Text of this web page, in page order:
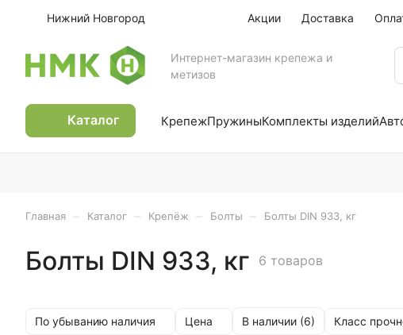
Нижний Новгород Акции Доставка
Интернет-магазин крепежа и
метизов
Каталог КрепежПружиныКомплекты изделий
Главная Каталог Крепёж Болты Болты DIN 933, кг
Болты DIN 933, кг 6 товаров
По убыванию наличия Цена В наличии (6) Класс